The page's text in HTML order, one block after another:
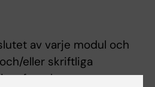
av varje modul och
eller skriftliga
kommer